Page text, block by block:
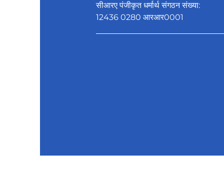
सीआरए पंजीकृत धर्मार्थ संगठन संख्या:
12436 0280 आरआर0001